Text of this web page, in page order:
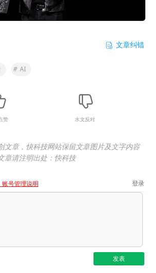
文章纠错
# AI
赞 水文反对
文章，快科技网站保留文章图片及文字内容
章请注明出处：快科技
账号管理说明 登录